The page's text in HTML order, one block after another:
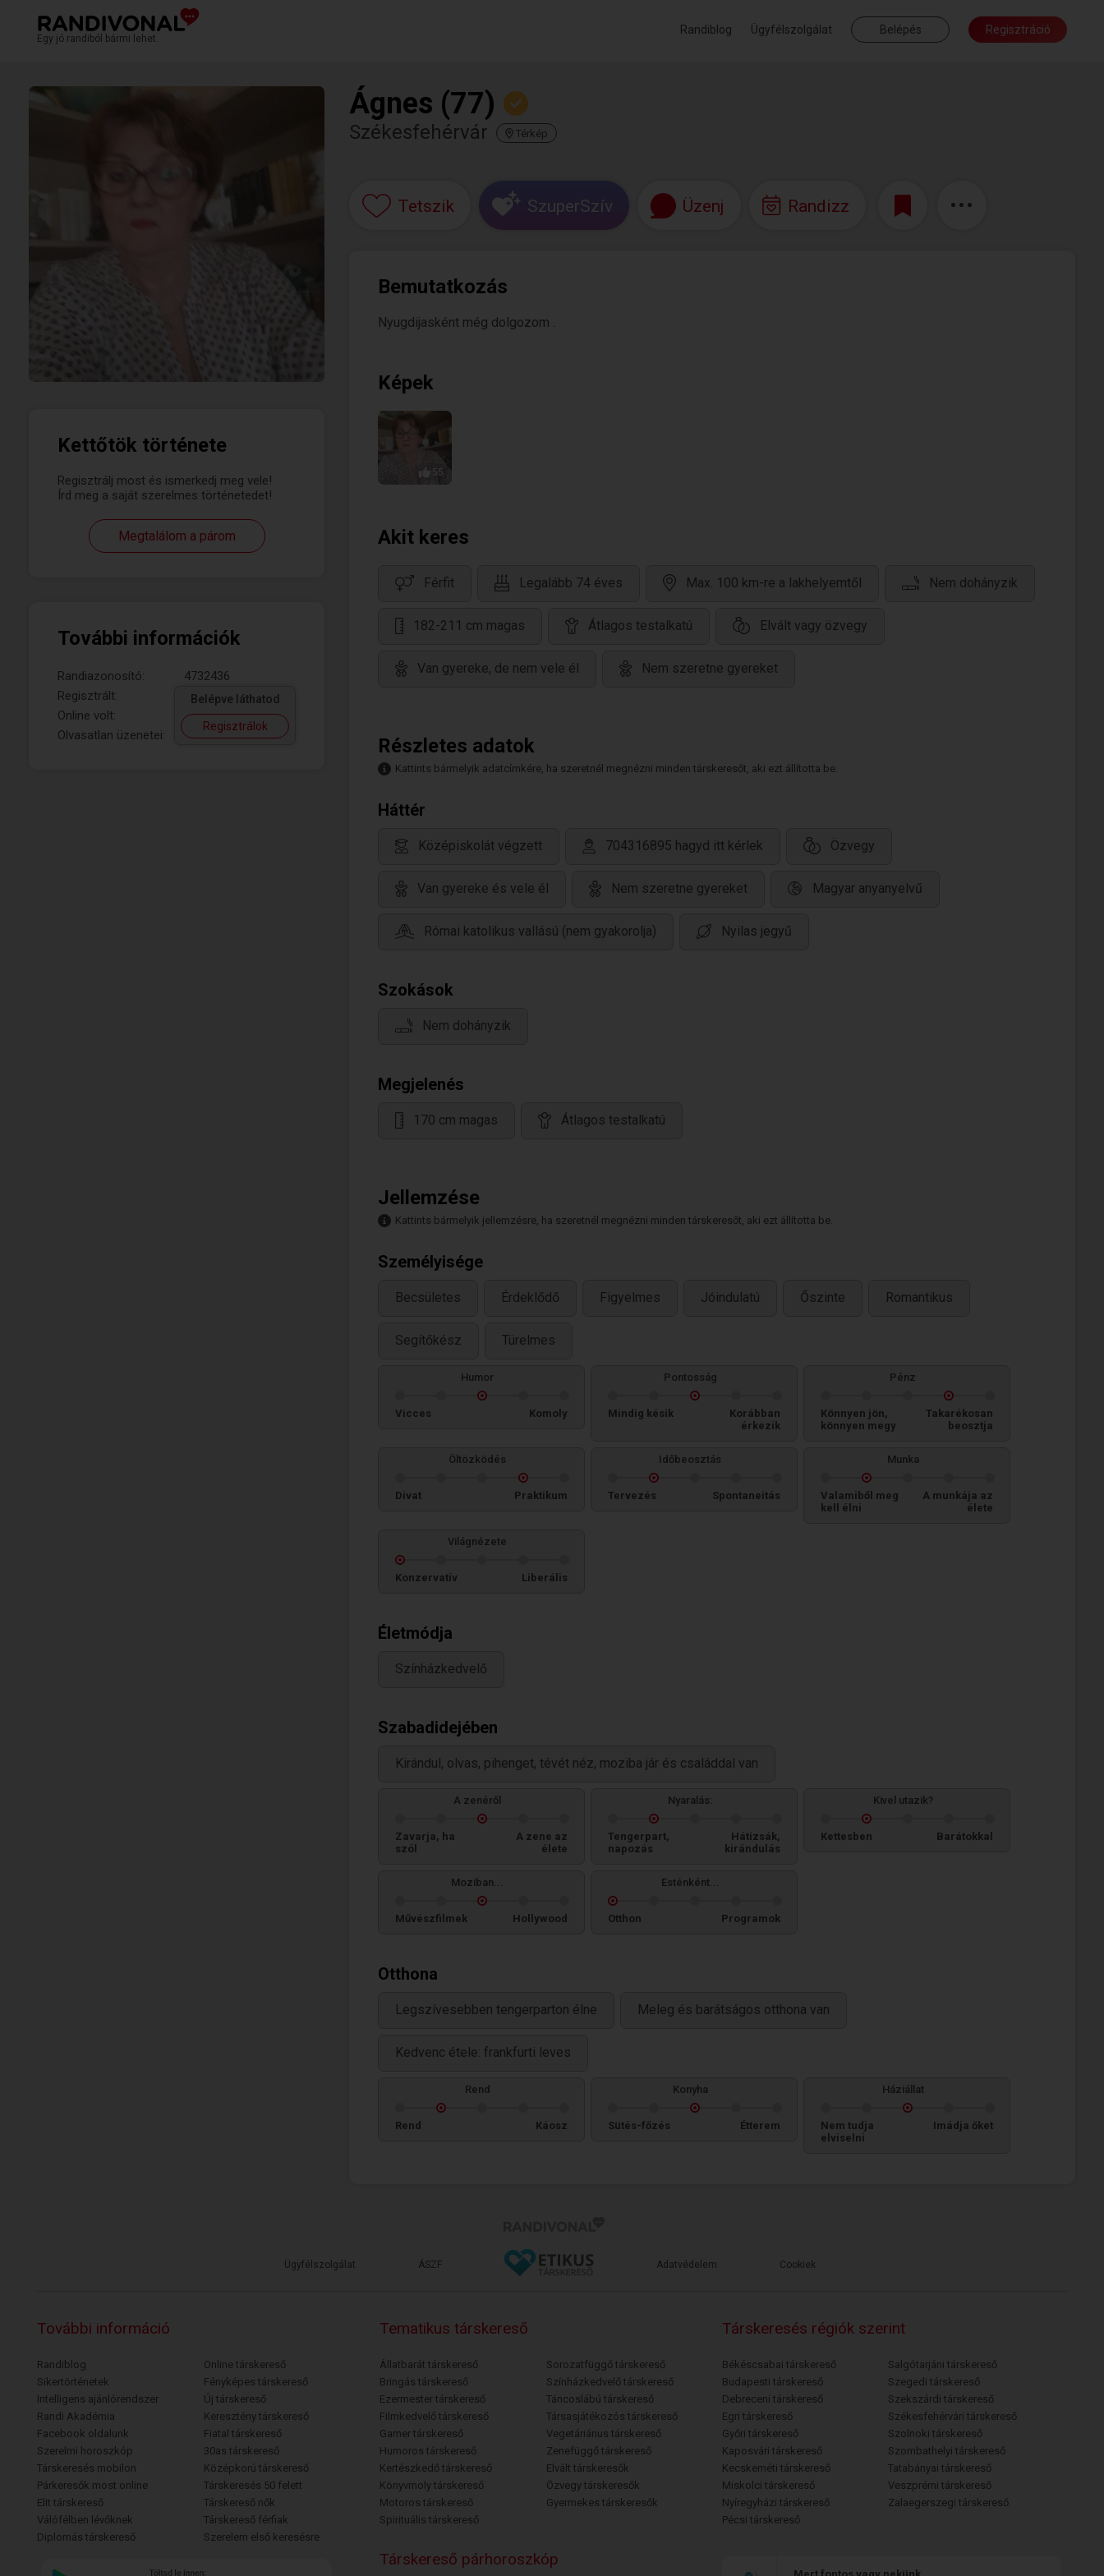
Egy jó randiból bármi lehet.
Randiblog Ügyfélszolgálat Belépés Regisztráció
Kettőtök története
Regisztrálj most és ismerkedj meg vele!
Írd meg a saját szerelmes történetedet!
Megtalálom a párom
További információk
Randiazonosító:
4732436
Regisztrált:
Online volt:
Olvasatlan üzenetei:
Belépve láthatod
Regisztrálok
Ágnes (77)
Székesfehérvár Térkép
Tetszik SzuperSzív Üzenj Randizz
Bemutatkozás
Nyugdijasként még dolgozom .
Képek
55
Akit keres
Férfit Legalább 74 éves Max. 100 km-re a lakhelyemtől Nem dohányzik
182-211 cm magas Átlagos testalkatú Elvált vagy özvegy
Van gyereke, de nem vele él Nem szeretne gyereket
Részletes adatok
Kattints bármelyik adatcímkére, ha szeretnél megnézni minden társkeresőt, aki ezt állította be.
Háttér
Középiskolát végzett 704316895 hagyd itt kérlek Özvegy
Van gyereke és vele él Nem szeretne gyereket Magyar anyanyelvű
Római katolikus vallású (nem gyakorolja) Nyilas jegyű
Szokások
Nem dohányzik
Megjelenés
170 cm magas Átlagos testalkatú
Jellemzése
Kattints bármelyik jellemzésre, ha szeretnél megnézni minden társkeresőt, aki ezt állította be.
Személyisége
Becsületes Érdeklődő Figyelmes Jóindulatú Őszinte Romantikus
Segítőkész Türelmes
Humor
Vicces Komoly
Pontosság
Mindig késik
Korábban
érkezik
Pénz
Könnyen jön,
könnyen megy
Takarékosan
beosztja
Öltözködés
Divat Praktikum
Időbeosztás
Tervezés Spontaneitás
Munka
Valamiből meg
kell élni
A munkája az
élete
Világnézete
Konzervatív Liberális
Életmódja
Színházkedvelő
Szabadidejében
Kirándul, olvas, pihenget, tévét néz, moziba jár és családdal van
A zenéről
Zavarja, ha
szól
A zene az
élete
Nyaralás:
Tengerpart,
napozás
Hátizsák,
kirándulás
Kivel utazik?
Kettesben Barátokkal
Moziban...
Művészfilmek Hollywood
Esténként...
Otthon Programok
Otthona
Legszívesebben tengerparton élne Meleg és barátságos otthona van
Kedvenc étele: frankfurti leves
Rend
Rend Káosz
Konyha
Sütés-főzés Étterem
Háziállat
Nem tudja
elviselni
Imádja őket
Ügyfélszolgálat ÁSZF Adatvédelem Cookiek
További információ
Randiblog
Sikertörténetek
Intelligens ajánlórendszer
Randi Akadémia
Facebook oldalunk
Szerelmi horoszkóp
Társkeresés mobilon
Párkeresők most online
Elit társkereső
Válófélben lévőknek
Diplomás társkereső
Online társkereső
Fényképes társkereső
Új társkereső
Keresztény társkereső
Fiatal társkereső
30as társkereső
Középkorú társkereső
Társkeresés 50 felett
Társkereső nők
Társkereső férfiak
Szerelem első keresésre
Tematikus társkereső
Állatbarát társkereső
Bringás társkereső
Ezermester társkereső
Filmkedvelő társkereső
Gamer társkereső
Humoros társkereső
Kertészkedő társkereső
Könyvmoly társkereső
Motoros társkereső
Spirituális társkereső
Sorozatfüggő társkereső
Színházkedvelő társkereső
Táncoslábú társkereső
Társasjátékozós társkereső
Vegetáriánus társkereső
Zenefüggő társkereső
Elvált társkeresők
Özvegy társkeresők
Gyermekes társkeresők
Társkeresés régiók szerint
Békéscsabai társkereső
Budapesti társkereső
Debreceni társkereső
Egri társkereső
Győri társkereső
Kaposvári társkereső
Kecskeméti társkereső
Miskolci társkereső
Nyíregyházi társkereső
Pécsi társkereső
Salgótarjáni társkereső
Szegedi társkereső
Szekszárdi társkereső
Székesfehérvári társkereső
Szolnoki társkereső
Szombathelyi társkereső
Tatabányai társkereső
Veszprémi társkereső
Zalaegerszegi társkereső
Társkereső párhoroszkóp